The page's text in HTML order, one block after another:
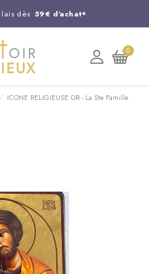
dès 59€ d'achat*
au 03 20 24 74 15
le jour même !
0
ICONE RELIGIEUSE OR - La Ste Famille